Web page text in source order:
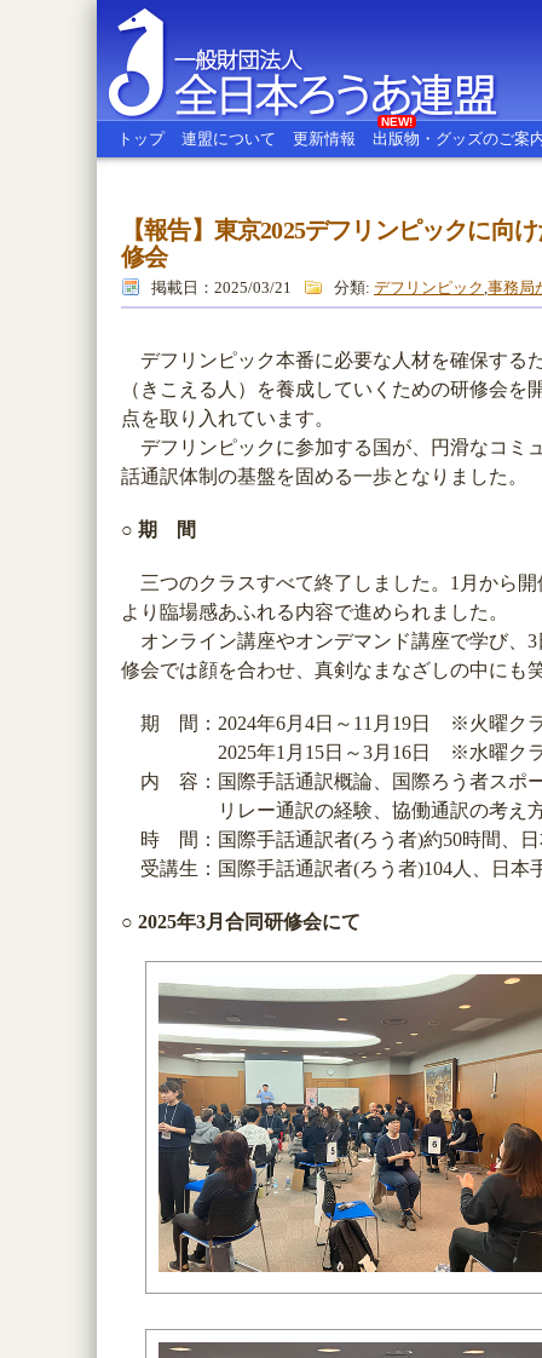
全日本ろうあ連盟
トップ 連盟について 更新情報 出版物・グッズのご案
NEW!
【報告】東京2025デフリンピックに向
修会
掲載日：2025/03/21 分類: デフリンピック,事務局
デフリンピック本番に必要な人材を確保する
（きこえる人）を養成していくための研修会
点を取り入れています。
デフリンピックに参加する国が、円滑なコミ
話通訳体制の基盤を固める一歩となりました。
○ 期 間
三つのクラスすべて終了しました。1月から
より臨場感あふれる内容で進められました。
オンライン講座やオンデマンド講座で学び、
修会では顔を合わせ、真剣なまなざしの中にも
期 間：2024年6月4日～11月19日 ※火曜ク
2025年1月15日～3月16日 ※水曜ク
内 容：国際手話通訳概論、国際ろう者スポ
リレー通訳の経験、協働通訳の考え
時 間：国際手話通訳者(ろう者)約50時間、日
受講生：国際手話通訳者(ろう者)104人、日本
○ 2025年3月合同研修会にて